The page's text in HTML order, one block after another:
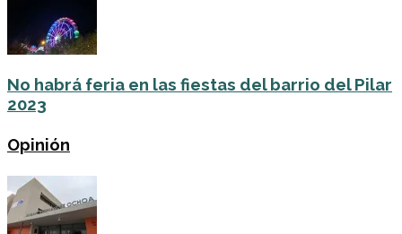
No habrá feria en las fiestas del barrio del Pilar
2023
Opinión